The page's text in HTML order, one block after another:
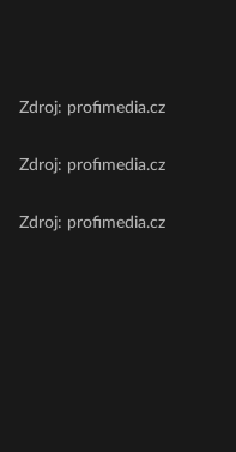
Zdroj: profimedia.cz
Zdroj: profimedia.cz
Zdroj: profimedia.cz